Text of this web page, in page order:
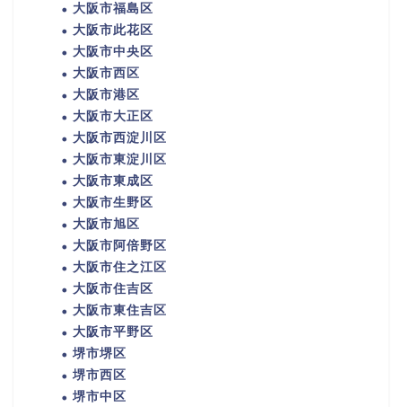
大阪市福島区
大阪市此花区
大阪市中央区
大阪市西区
大阪市港区
大阪市大正区
大阪市西淀川区
大阪市東淀川区
大阪市東成区
大阪市生野区
大阪市旭区
大阪市阿倍野区
大阪市住之江区
大阪市住吉区
大阪市東住吉区
大阪市平野区
堺市堺区
堺市西区
堺市中区